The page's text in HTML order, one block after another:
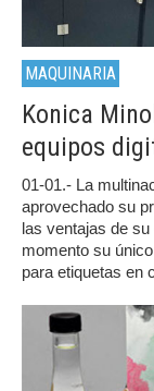
MAQUINARIA
Konica
equipos
01-01.- La
aprovechado su
las ventajas de su
momento su
para etiquetas en